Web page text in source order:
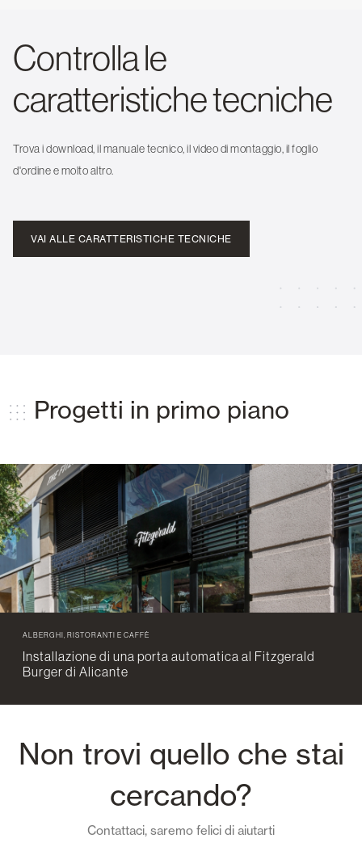
Controlla le
caratteristiche tecniche
Trova i download, il manuale tecnico, il video di montaggio, il foglio
d'ordine e molto altro.
VAI ALLE CARATTERISTICHE TECNICHE
Progetti in primo piano
ALBERGHI, RISTORANTI E CAFFÈ
Installazione di una porta automatica al Fitzgerald
Burger di Alicante
Non trovi quello che stai
cercando?
Contattaci, saremo felici di aiutarti